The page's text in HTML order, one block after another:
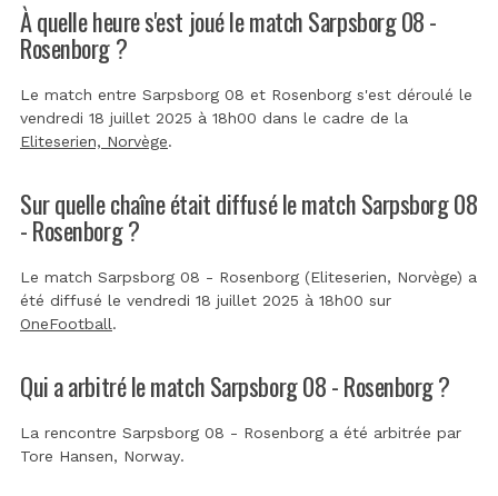
À quelle heure s'est joué le match Sarpsborg 08 -
Rosenborg ?
Le match entre Sarpsborg 08 et Rosenborg s'est déroulé le
vendredi 18 juillet 2025 à 18h00 dans le cadre de la
Eliteserien, Norvège.
Sur quelle chaîne était diffusé le match Sarpsborg 08
- Rosenborg ?
Le match Sarpsborg 08 - Rosenborg (Eliteserien, Norvège) a
été diffusé le vendredi 18 juillet 2025 à 18h00 sur
OneFootball.
Qui a arbitré le match Sarpsborg 08 - Rosenborg ?
La rencontre Sarpsborg 08 - Rosenborg a été arbitrée par
Tore Hansen, Norway.